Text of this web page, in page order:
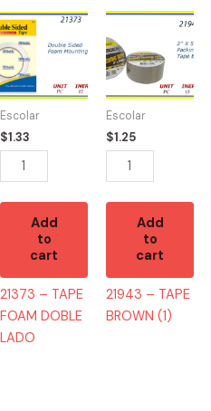
Escolar
$1.33
21373
-
TAPE
FOAM
DOBLE
LADO
quantity
Add
to
cart
21373 – TAPE
FOAM DOBLE
LADO
Escolar
$1.25
21943
-
TAPE
BROWN
(1)
quantity
Add
to
cart
21943 – TAPE
BROWN (1)